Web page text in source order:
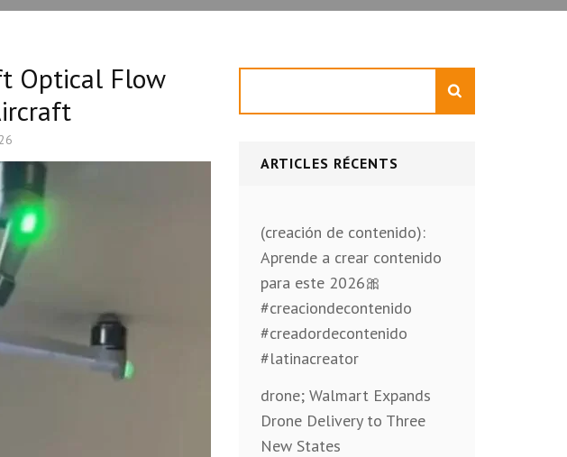
Optical Flow
ARTICLES RÉCENTS
(creación de contenido):
Aprende a crear contenido
para este 2026🎀
#creaciondecontenido
#creadordecontenido
#latinacreator
drone; Walmart Expands
Drone Delivery to Three
New States